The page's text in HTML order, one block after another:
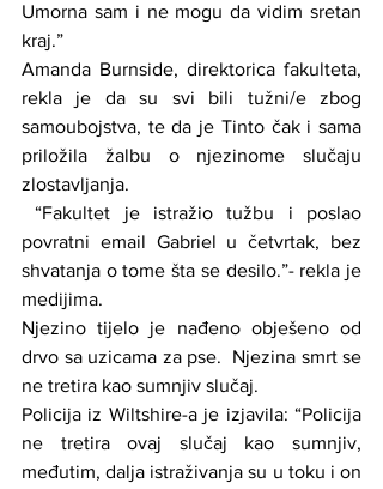
Umorna sam i ne mogu da vidim sretan
kraj.”
Amanda Burnside, direktorica fakulteta,
rekla je da su svi bili tužni/e zbog
samoubojstva, te da je Tinto čak i sama
priložila žalbu o njezinome slučaju
zlostavljanja.
“Fakultet je istražio tužbu i poslao
povratni email Gabriel u četvrtak, bez
shvatanja o tome šta se desilo.”- rekla je
medijima.
Njezino tijelo je nađeno obješeno od
drvo sa uzicama za pse.  Njezina smrt se
ne tretira kao sumnjiv slučaj.
Policija iz Wiltshire-a je izjavila: “Policija
ne tretira ovaj slučaj kao sumnjiv,
međutim, dalja istraživanja su u toku i on